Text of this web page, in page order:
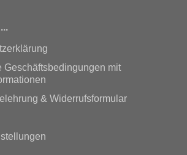
Geschäftsbedingungen mit
& Widerrufsformular